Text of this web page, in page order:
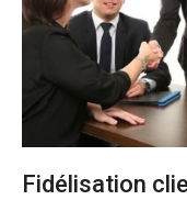
Fidélisation